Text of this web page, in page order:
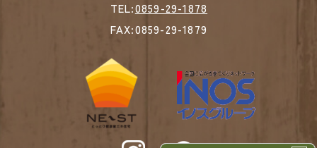
TEL:0859-29-1878
FAX:0859-29-1879